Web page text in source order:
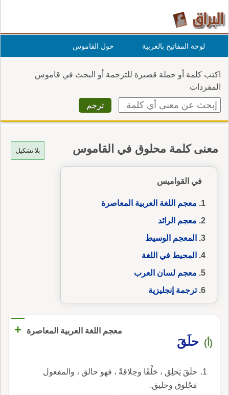
لوحة المفاتيح بالعربية حول القاموس
اكتب كلمة أو جملة قصيرة للترجمة أو البحث في قاموس
المفردات
بلا تشكيل معنى كلمة محلوق في القاموس
في القواميس
معجم اللغة العربية المعاصرة
معجم الرائد
المعجم الوسيط
المحيط في اللغة
معجم لسان العرب
ترجمة إنجليزية
معجم اللغة العربية المعاصرة +
(أ) حلَقَ
حلَقَ يَحلِق ، حَلْقًا وحِلاقةً ، فهو حالق ، والمفعول
مَحْلوق وحليق.